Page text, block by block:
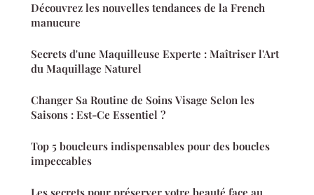
Découvrez les nouvelles tendances de la French
manucure
Secrets d'une Maquilleuse Experte : Maîtriser l'Art
du Maquillage Naturel
Changer Sa Routine de Soins Visage Selon les
Saisons : Est-Ce Essentiel ?
Top 5 boucleurs indispensables pour des boucles
impeccables